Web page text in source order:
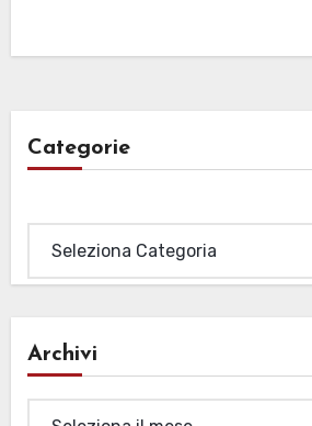
Categorie
Archivi